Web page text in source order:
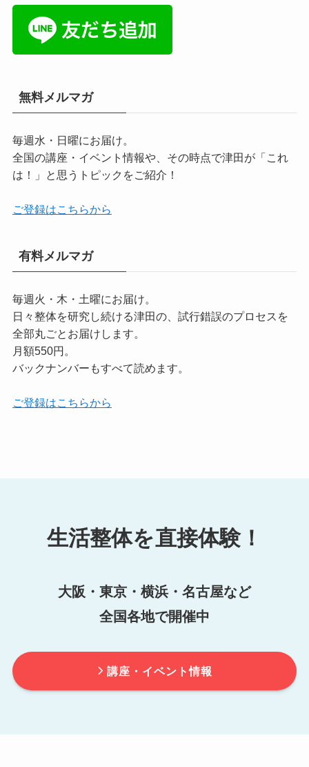
無料メルマガ
毎週水・日曜にお届け。
全国の講座・イベント情報や、その時点で津田が「これ
は！」と思うトピックをご紹介！
ご登録はこちらから
有料メルマガ
毎週火・木・土曜にお届け。
日々整体を研究し続ける津田の、試行錯誤のプロセスを
全部丸ごとお届けします。
月額550円。
バックナンバーもすべて読めます。
ご登録はこちらから
生活整体を直接体験！
大阪・東京・横浜・名古屋など
全国各地で開催中
講座・イベント情報